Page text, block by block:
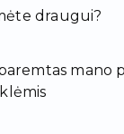
draugui?
mano